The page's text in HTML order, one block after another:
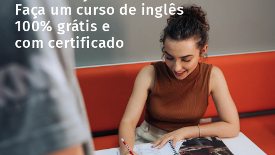
Faça um curso de inglês
100% grátis e
com certificado